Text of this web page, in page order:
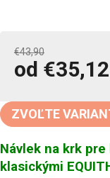
€43,90
od €35,12
cena:
ZVOĽTE
Návlek na krk
klasickými